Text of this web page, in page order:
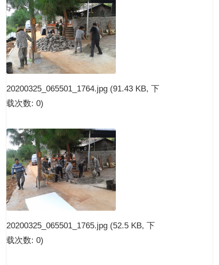
20200325_065501_1764.jpg (91.43 KB, 下
载次数: 0)
20200325_065501_1765.jpg (52.5 KB, 下
载次数: 0)